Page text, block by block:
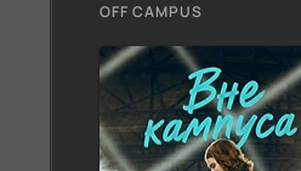
OFF CAMPUS